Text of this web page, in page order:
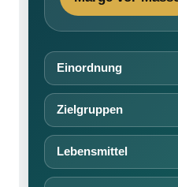
Einordnung
Zielgruppen
Lebensmittel